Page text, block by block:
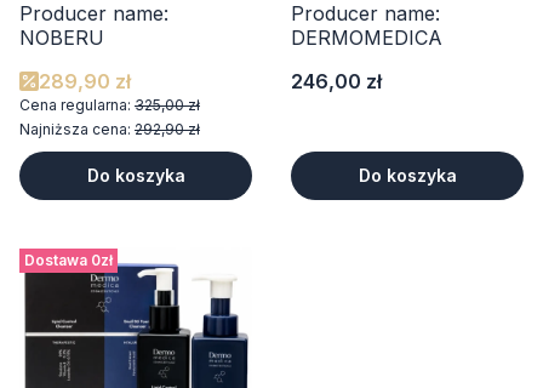
Producer name:
NOBERU
289,90 zł
Cena regularna: 325,00 zł
Najniższa cena: 292,90 zł
Do koszyka
Producer name:
DERMOMEDICA
Cena
246,00 zł
Do koszyka
Dostawa 0zł